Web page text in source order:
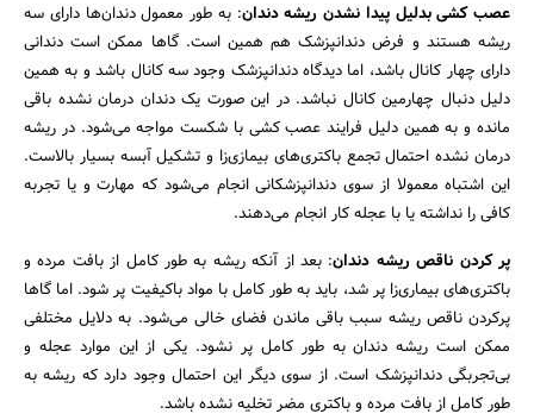
عصب کشی بدلیل پیدا نشدن ریشه دندان: به طور معمول دندان‌ها دارای سه
ریشه هستند و فرض دندانپزشک هم همین است. گاها ممکن است دندانی
دارای چهار کانال باشد، اما دیدگاه دندانپزشک وجود سه کانال باشد و به همین
دلیل دنبال چهارمین کانال نباشد. در این صورت یک دندان درمان نشده باقی
مانده و به همین دلیل فرایند عصب کشی با شکست مواجه می‌شود. در ریشه
درمان نشده احتمال تجمع باکتری‌های بیمازی‌زا و تشکیل آبسه بسیار بالاست.
این اشتباه معمولا از سوی دندانپزشکانی انجام می‌شود که مهارت و یا تجربه
کافی را نداشته یا با عجله کار انجام می‌دهند.
پر کردن ناقص ریشه دندان: بعد از آنکه ریشه به طور کامل از بافت مرده و
باکتری‌های بیماری‌زا پر شد، باید به طور کامل با مواد باکیفیت پر شود. اما گاها
پرکردن ناقص ریشه سبب باقی ماندن فضای خالی می‌شود. به دلایل مختلفی
ممکن است ریشه دندان به طور کامل پر نشود. یکی از این موارد عجله و
بی‌تجربگی دندانپزشک است. از سوی دیگر این احتمال وجود دارد که ریشه به
طور کامل از بافت مرده و باکتری مضر تخلیه نشده باشد.